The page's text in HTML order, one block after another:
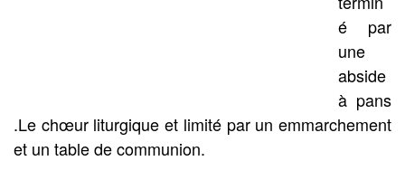
é par
une
abside
à pans
.Le chœur liturgique et limité par un emmarchement
et un table de communion.